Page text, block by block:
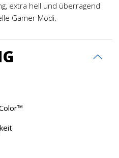
extra hell und überragend
Gamer Modi.